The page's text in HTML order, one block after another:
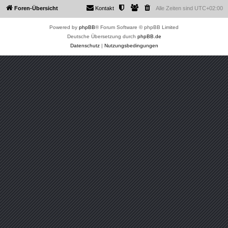
Foren-Übersicht Alle Zeiten sind UTC+02:00
Kontakt
Powered by phpBB® Forum Software © phpBB Limited
Deutsche Übersetzung durch phpBB.de
Datenschutz| Nutzungsbedingungen